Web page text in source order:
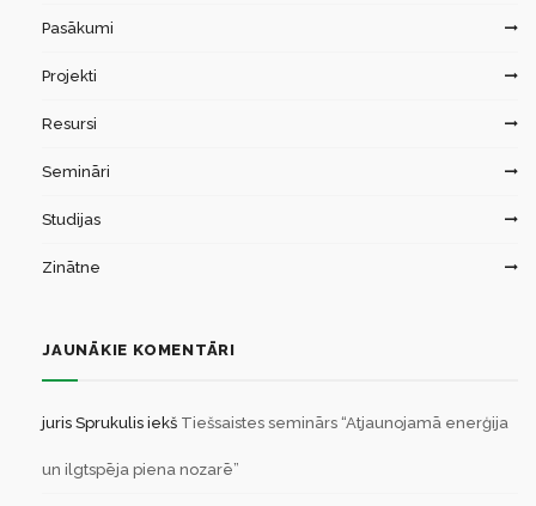
Pasākumi
Projekti
Resursi
Semināri
Studijas
Zinātne
JAUNĀKIE KOMENTĀRI
juris Sprukulis iekš Tiešsaistes seminārs “Atjaunojamā enerģija
un ilgtspēja piena nozarē”